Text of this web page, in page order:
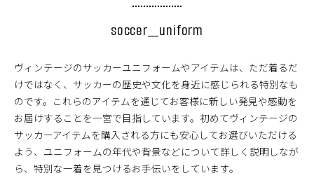
soccer_uniform
ヴィンテージのサッカーユニフォームやアイテムは、ただ着るだ
けではなく、サッカーの歴史や文化を身近に感じられる特別なも
のです。これらのアイテムを通じてお客様に新しい発見や感動を
お届けすることを一宮で目指しています。初めてヴィンテージの
サッカーアイテムを購入される方にも安心してお選びいただける
よう、ユニフォームの年代や背景などについて詳しく説明しなが
ら、特別な一着を見つけるお手伝いをしています。